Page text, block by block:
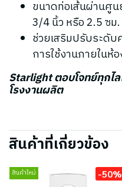
ขนาดท่อเส้นผ่านศู
3/4 นิ้ว หรือ 2.5 ซม.
ช่วยเสริมปรับระดับ
การใช้งานภายในห้
Starlight ตอบโจทย์ทุกไ
โรงงานผลิต
สินค้าที่เกี่ยวข้อง
สินค้าใหม่ -50%